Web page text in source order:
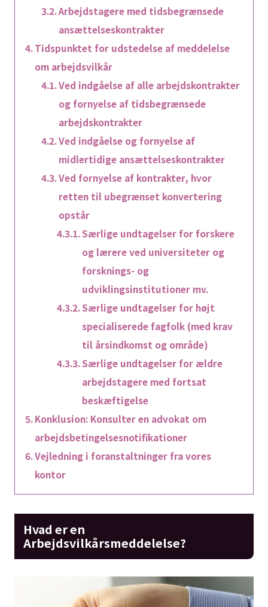
Arbejdstagere med tidsbegrænsede
ansættelseskontrakter
Tidspunktet for udstedelse af meddelelse
om arbejdsvilkår
Ved indgåelse af alle arbejdskontrakter
og fornyelse af tidsbegrænsede
arbejdskontrakter
Ved indgåelse og fornyelse af
midlertidige ansættelseskontrakter
Ved fornyelse af kontrakter, hvor
retten til ubegrænset konvertering
opstår
Særlige undtagelser for forskere
og lærere ved universiteter og
forsknings- og
udviklingsinstitutioner mv.
Særlige undtagelser for højt
specialiserede fagfolk (med krav
til årsindkomst og område)
Særlige undtagelser for ældre
arbejdstagere med fortsat
beskæftigelse
Konklusion: Konsulter en advokat om
arbejdsbetingelsesnotifikationer
Vejledning i foranstaltninger fra vores
kontor
Hvad er en
Arbejdsvilkårsmeddelelse?